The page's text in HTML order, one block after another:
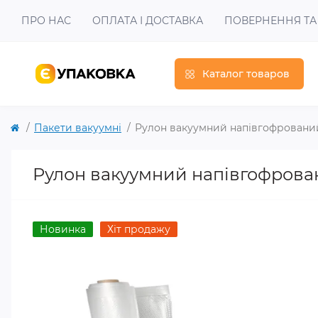
ПРО НАС ОПЛАТА І ДОСТАВКА ПОВЕРНЕННЯ
Каталог товаров
Пакети вакуумні Рулон вакуумний
Рулон вакуумний
Новинка Хіт продажу